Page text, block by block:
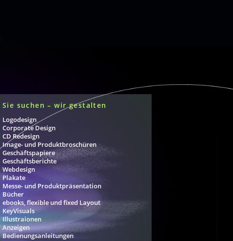
Sie suchen – wir gestalten
Logodesign
Corporate Design
CD Redesign
Image- und Produktbroschüren
Geschäftspapiere
Geschäftsberichte
Webdesign
Plakate
Messe- und Produktpräsentation
Bücher
ebooks, flexible und fixed Layout
KeyVisuals
Illustraionen
Anzeigen
Bedienungsanleitungen